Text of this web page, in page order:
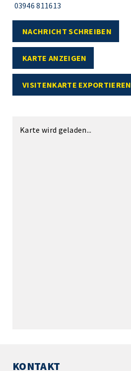
03946 811613
NACHRICHT SCHREIBEN
KARTE ANZEIGEN
VISITENKARTE EXPORTIEREN
Karte wird geladen...
KONTAKT